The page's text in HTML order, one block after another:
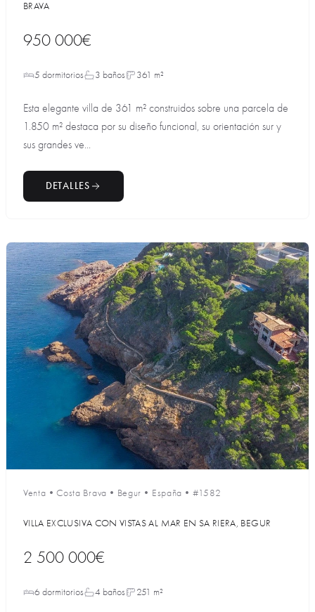
BRAVA
950 000€
5 dormitorios 3 baños 361 m²
Esta elegante villa de 361 m² construidos sobre una parcela de
1.850 m² destaca por su diseño funcional, su orientación sur y
sus grandes ve...
DETALLES
Venta •Costa Brava • Begur • España • #1582
VILLA EXCLUSIVA CON VISTAS AL MAR EN SA RIERA, BEGUR
2 500 000€
6 dormitorios 4 baños 251 m²